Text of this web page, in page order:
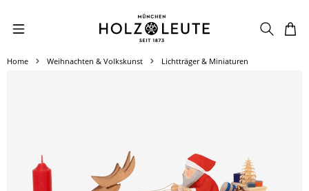
Zum Hauptinhalt springen
Home Weihnachten & Volkskunst Lichtträger & Miniaturen